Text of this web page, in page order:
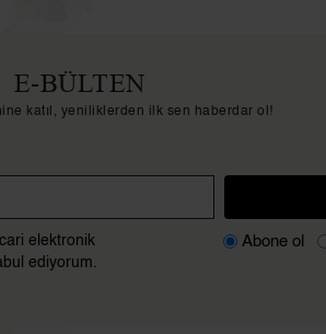
E-BÜLTEN
katıl, yeniliklerden ilk sen haberdar ol!
elektronik
ediyorum.
Abone ol